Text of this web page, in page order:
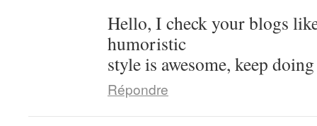
Hello, I check your blogs
humoristic
style is awesome, keep
Répondre